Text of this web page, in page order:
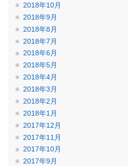
2018年10月
2018年9月
2018年8月
2018年7月
2018年6月
2018年5月
2018年4月
2018年3月
2018年2月
2018年1月
2017年12月
2017年11月
2017年10月
2017年9月